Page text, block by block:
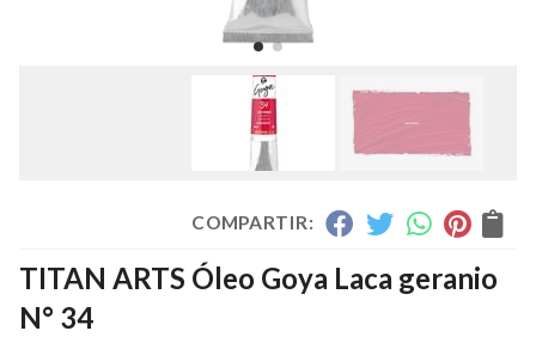
COMPARTIR:
TITAN ARTS Óleo Goya Laca geranio
N° 34